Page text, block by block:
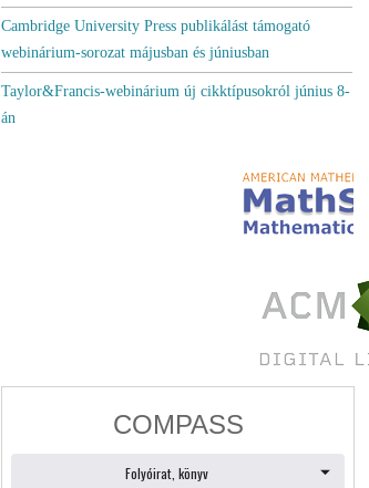
Cambridge University Press publikálást támogató
webinárium-sorozat májusban és júniusban
Taylor&Francis-webinárium új cikktípusokról június 8-
án